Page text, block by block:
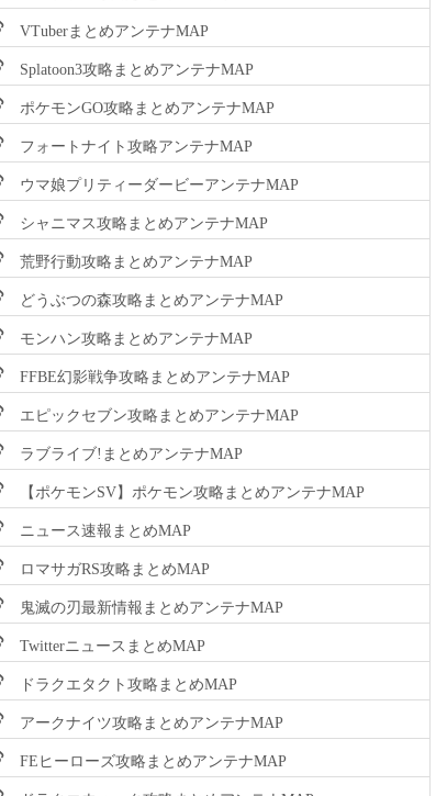
VTuberまとめアンテナMAP
Splatoon3攻略まとめアンテナMAP
ポケモンGO攻略まとめアンテナMAP
フォートナイト攻略アンテナMAP
ウマ娘プリティーダービーアンテナMAP
シャニマス攻略まとめアンテナMAP
荒野行動攻略まとめアンテナMAP
どうぶつの森攻略まとめアンテナMAP
モンハン攻略まとめアンテナMAP
FFBE幻影戦争攻略まとめアンテナMAP
エピックセブン攻略まとめアンテナMAP
ラブライブ!まとめアンテナMAP
【ポケモンSV】ポケモン攻略まとめアンテナMAP
ニュース速報まとめMAP
ロマサガRS攻略まとめMAP
鬼滅の刃最新情報まとめアンテナMAP
TwitterニュースまとめMAP
ドラクエタクト攻略まとめMAP
アークナイツ攻略まとめアンテナMAP
FEヒーローズ攻略まとめアンテナMAP